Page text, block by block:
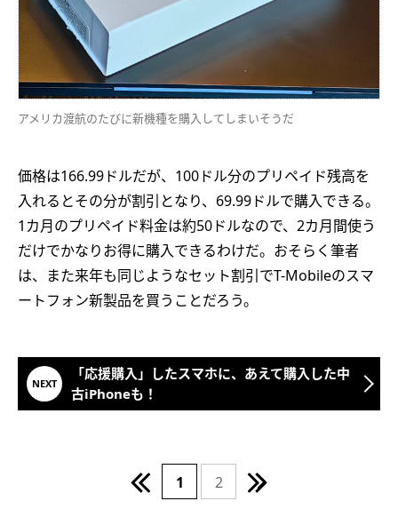
アメリカ渡航のたびに新機種を購入してしまいそうだ
価格は166.99ドルだが、100ドル分のプリペイド残高を
入れるとその分が割引となり、69.99ドルで購入できる。
1カ月のプリペイド料金は約50ドルなので、2カ月間使う
だけでかなりお得に購入できるわけだ。おそらく筆者
は、また来年も同じようなセット割引でT-Mobileのスマ
ートフォン新製品を買うことだろう。
「応援購入」したスマホに、あえて購入した中
古iPhoneも！
1 2